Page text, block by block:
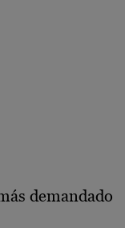
demandado